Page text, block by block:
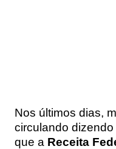
Nos últimos dias,
circulando dizendo
que a Receita